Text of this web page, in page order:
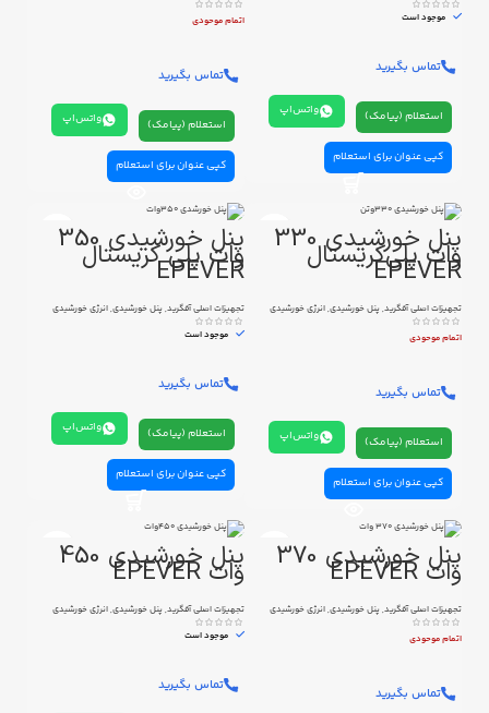
موجود است
تماس بگیرید
استعلام (پیامک) واتس‌اپ
کپی عنوان برای استعلام
اتمام موحودی
تماس بگیرید
استعلام (پیامک) واتس‌اپ
کپی عنوان برای استعلام
پنل خورشیدی 330وات پلی‌کریستال
EPEVER
تجهیزات اصلی آفگرید,پنل خورشیدی,انرژی خورشیدی
اتمام موحودی
تماس بگیرید
استعلام (پیامک) واتس‌اپ
کپی عنوان برای استعلام
پنل خورشیدی 350وات پلی کریستال
EPEVER
تجهیزات اصلی آفگرید,پنل خورشیدی,انرژی خورشیدی
موجود است
تماس بگیرید
استعلام (پیامک) واتس‌اپ
کپی عنوان برای استعلام
پنل خورشیدی 370 وات EPEVER
تجهیزات اصلی آفگرید,پنل خورشیدی,انرژی خورشیدی
اتمام موحودی
تماس بگیرید
پنل خورشیدی 450 وات EPEVER
تجهیزات اصلی آفگرید,پنل خورشیدی,انرژی خورشیدی
موجود است
تماس بگیرید